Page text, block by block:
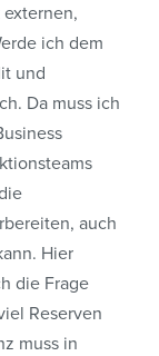
ich dem
und
Da muss ich
auch
Hier
die Frage
Reserven
muss in